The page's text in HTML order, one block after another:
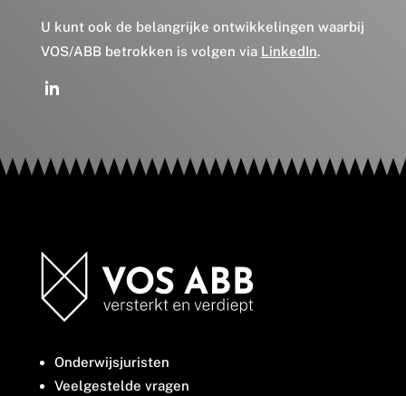
U kunt ook de belangrijke ontwikkelingen waarbij
VOS/ABB betrokken is volgen via LinkedIn.
Onderwijsjuristen
Veelgestelde vragen